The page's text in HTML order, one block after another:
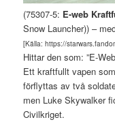
(75307-5: E-web
Snow Launcher)) –
[Källa: https://
Hittar den som: ”E-
Ett kraftfullt vapen
förflyttas av två
men Luke Skywalker
Civilkriget.